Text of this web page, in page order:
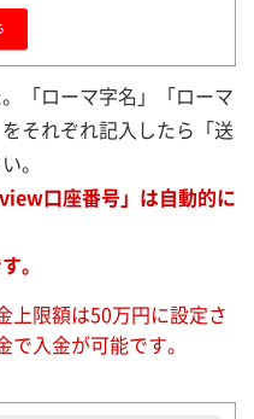
「ローマ字名」「ローマ
それぞれ記入したら「送
。
口座番号」は自動的に
。
限額は50万円に設定さ
入金が可能です。